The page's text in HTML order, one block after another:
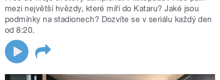
mezi největší hvězdy, které míří do Kataru? Jaké jsou
podmínky na stadionech? Dozvíte se v seriálu každý den
od 8:20.